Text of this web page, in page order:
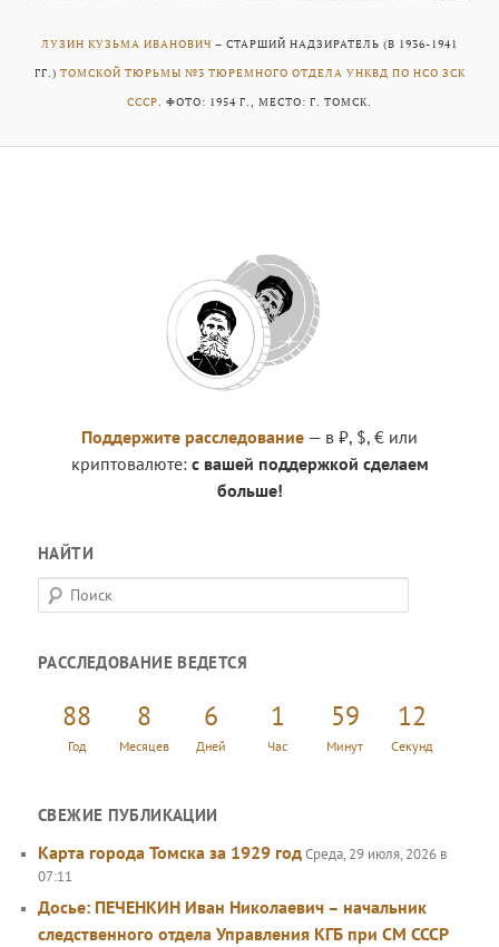
ЛУЗИН КУЗЬМА ИВАНОВИЧ – СТАРШИЙ НАДЗИРАТЕЛЬ (В 1936-1941
ГГ.) ТОМСКОЙ ТЮРЬМЫ №3 ТЮРЕМНОГО ОТДЕЛА УНКВД ПО НСО ЗСК
СССР. ФОТО: 1954 Г., МЕСТО: Г. ТОМСК.
Поддержите расследование — в ₽, $, € или
криптовалюте: с вашей поддержкой сделаем
больше!
НАЙТИ
П
о
с
РАССЛЕДОВАНИЕ ВЕДЕТСЯ
88
Год
8
Месяцев
6
Дней
1
Час
59
Минут
12
Секунд
СВЕЖИЕ ПУБЛИКАЦИИ
Карта города Томска за 1929 годСреда, 29 июля, 2026 в
07:11
Досье: ПЕЧЕНКИН Иван Николаевич – начальник
следственного отдела Управления КГБ при СМ СССР